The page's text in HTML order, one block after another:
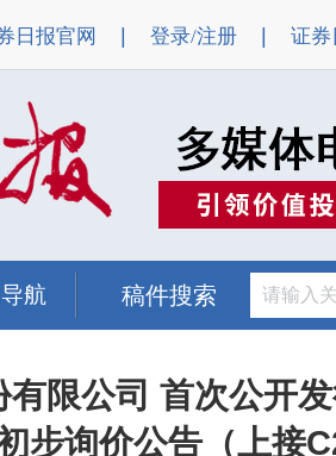
日报官网 登录/注册 证券
航 稿件搜索
限公司 首次公开
步询价公告（上接